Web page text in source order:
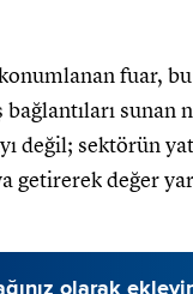
fuar,
değil; sektörün
getirerek değer
olarak